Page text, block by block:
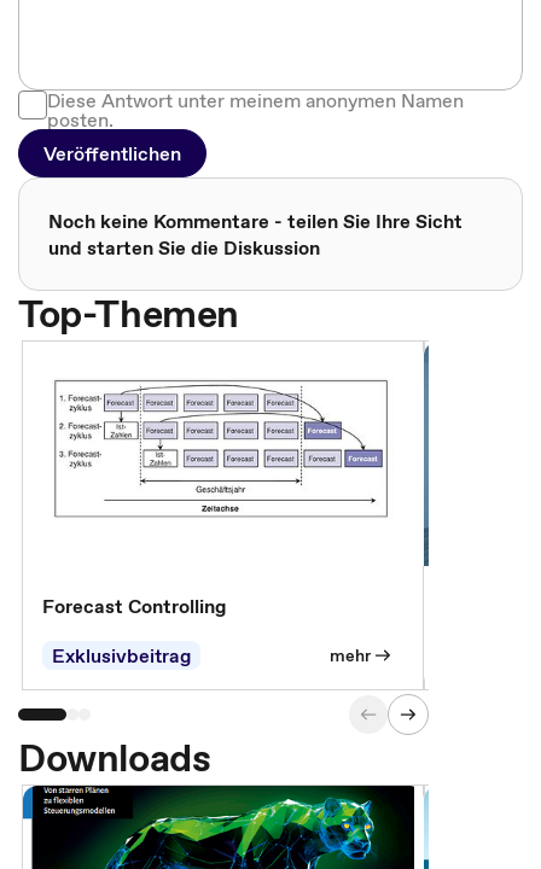
Diese Antwort unter meinem anonymen Namen
posten.
Veröffentlichen
Noch keine Kommentare - teilen Sie Ihre Sicht
und starten Sie die Diskussion
Top-Themen
Forecast Controlling
Exklusivbeitrag
mehr
Downloads